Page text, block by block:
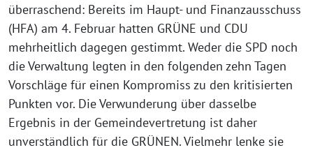
überraschend: Bereits im Haupt- und Finanzausschuss
(HFA) am 4. Februar hatten GRÜNE und CDU
mehrheitlich dagegen gestimmt. Weder die SPD noch
die Verwaltung legten in den folgenden zehn Tagen
Vorschläge für einen Kompromiss zu den kritisierten
Punkten vor. Die Verwunderung über dasselbe
Ergebnis in der Gemeindevertretung ist daher
unverständlich für die GRÜNEN. Vielmehr lenke sie